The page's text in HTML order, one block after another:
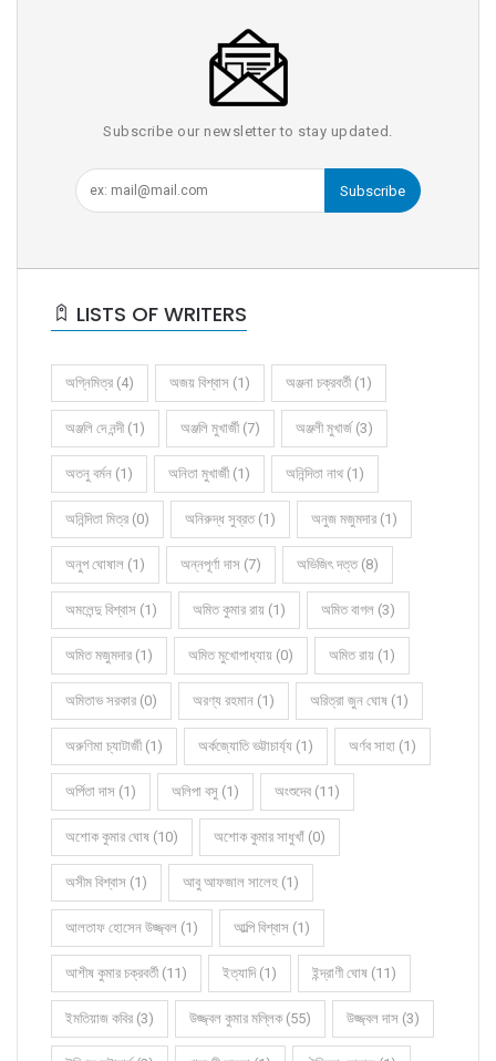
Subscribe our newsletter to stay updated.
Subscribe
LISTS OF WRITERS
অগ্নিমিত্র (4) অজয় বিশ্বাস (1) অঞ্জনা চক্রবর্তী (1)
অঞ্জলি দে নন্দী (1) অঞ্জলি মুখার্জী (7) অঞ্জলী মুখার্জ (3)
অতনু বর্মন (1) অনিতা মুখার্জী (1) অনিন্দিতা নাথ (1)
অনিন্দিতা মিত্র (0) অনিরুদ্ধ সুব্রত (1) অনুজ মজুমদার (1)
অনুপ ঘোষাল (1) অন্নপূর্ণা দাস (7) অভিজিৎ দত্ত (8)
অমলেন্দু বিশ্বাস (1) অমিত কুমার রায় (1) অমিত বাগল (3)
অমিত মজুমদার (1) অমিত মুখোপাধ্যায় (0) অমিত রায় (1)
অমিতাভ সরকার (0) অরণ্য রহমান (1) অরিত্রা জুন ঘোষ (1)
অরুণিমা চ্যাটার্জী (1) অর্কজ্যোতি ভট্টাচার্য্য (1) অর্ণব সাহা (1)
অর্পিতা দাস (1) অলিপা বসু (1) অংশুদেব (11)
অশোক কুমার ঘোষ (10) অশোক কুমার সাধুখাঁ (0)
অসীম বিশ্বাস (1) আবু আফজাল সালেহ (1)
আলতাফ হোসেন উজ্জ্বল (1) আল্পি বিশ্বাস (1)
আশীষ কুমার চক্রবর্তী (11) ইত্যাদি (1) ইন্দ্রাণী ঘোষ (11)
ইমতিয়াজ কবির (3) উজ্জ্বল কুমার মল্লিক (55) উজ্জ্বল দাস (3)